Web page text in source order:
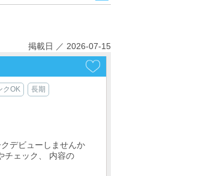
掲載日 ／ 2026-07-15
クOK 長期
デビューしませんか
チェック、 内容の